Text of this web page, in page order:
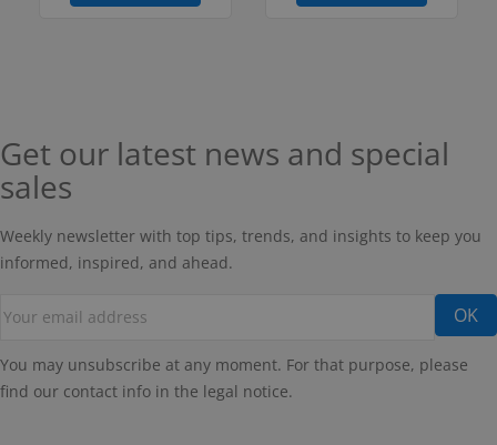
Get our latest news and special
sales
Weekly newsletter with top tips, trends, and insights to keep you
informed, inspired, and ahead.
You may unsubscribe at any moment. For that purpose, please
find our contact info in the legal notice.